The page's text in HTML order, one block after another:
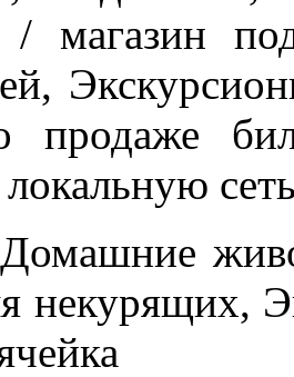
магазин
продаже
Домашние
некурящих,